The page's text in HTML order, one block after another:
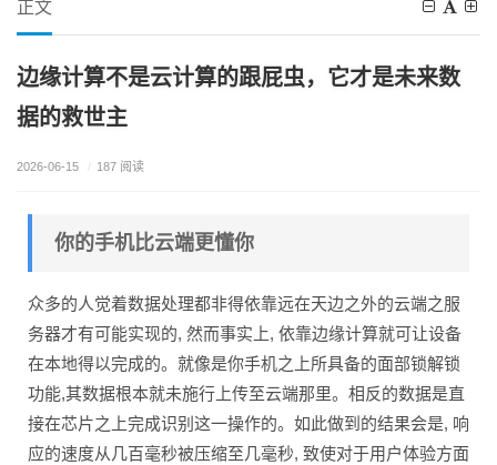
正文
边缘计算不是云计算的跟屁虫，它才是未来数
据的救世主
2026-06-15 / 187 阅读
你的手机比云端更懂你
众多的人觉着数据处理都非得依靠远在天边之外的云端之服
务器才有可能实现的, 然而事实上, 依靠边缘计算就可让设备
在本地得以完成的。就像是你手机之上所具备的面部锁解锁
功能,其数据根本就未施行上传至云端那里。相反的数据是直
接在芯片之上完成识别这一操作的。如此做到的结果会是, 响
应的速度从几百毫秒被压缩至几毫秒, 致使对于用户体验方面